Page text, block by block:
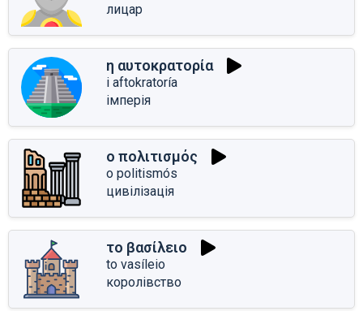
лицар
η αυτοκρατορία
i aftokratoría
імперія
ο πολιτισμός
o politismós
цивілізація
το βασίλειο
to vasíleio
королівство